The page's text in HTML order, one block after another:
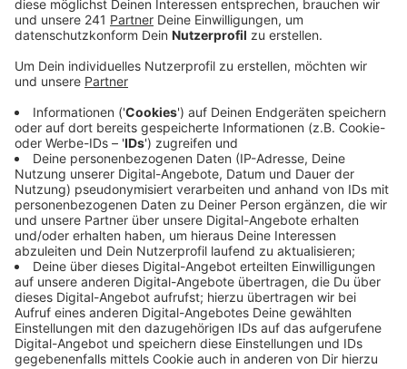
Fabrik ziehen.
Veröffentlicht:Donnerstag, 04.09.2025 17:07
Anzeige
Eigentlich sollte die Bücherei schon in diesem Monat
aus dem Ausweichquartier im ehemaligen
Textilgeschäft Kreuder ausziehen; und der
Innenbereich wäre auch schon bereit. Allerdings
braucht die Kattwinkelsche Fabrik spezielle
Oberlichter. Weil es sich um ein denkmalgeschütztes
Gebäude handelt, müssen die extra angefertigt
werden. Drei dieser Lichter wurden bei dem Brand vor
einem Jahr zerstört; wann der Ersatz geliefert wird, ist
noch nicht klar. Laut Stadt bleibt die Bücherei